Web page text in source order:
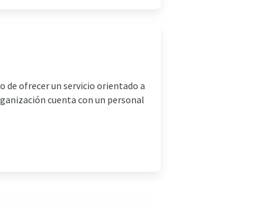
de ofrecer un servicio orientado a
cuenta con un personal